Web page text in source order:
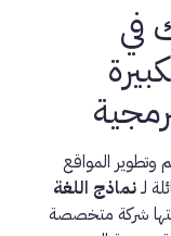
في
وتطوير المواقع
لـنماذج اللغة
شركة متخصصة